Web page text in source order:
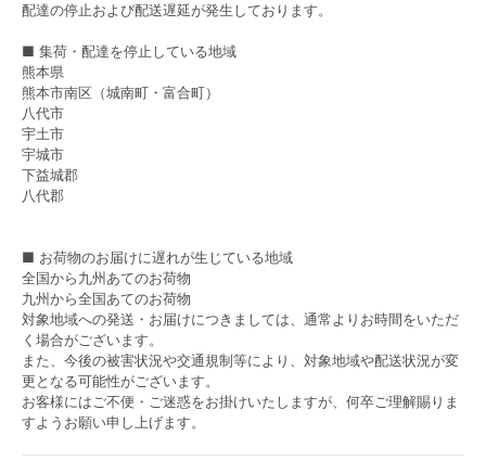
ベビーベッド
ベビーベッドはベビー用品の中でも購入を悩む人が多
いアイテムですが、赤ちゃんが快適で安全な環境で過
ごすために大切なものです。しかし、つかまり立ちを
始める半年ごろには使用をやめるママがほとんどで
す。その為、ベビーベッドは購入するよりレンタルす
るほうがおすすめです。
部屋の床上10cmまでは、目に見えないほどの埃やダニ
などハウスダストが潜んでいると言われており、ベビ
ーベッドはそれらから赤ちゃんを守る役割を果たして
います。
ベビーベッドを選ぶ際は以下の点をチェックしておく
と良いでしょう。
・サイズ
配達の停止および配送遅延が発生しております。
■ 集荷・配達を停止している地域
熊本県
熊本市南区（城南町・富合町）
八代市
宇土市
宇城市
下益城郡
八代郡
■ お荷物のお届けに遅れが生じている地域
全国から九州あてのお荷物
九州から全国あてのお荷物
対象地域への発送・お届けにつきましては、通常よりお時間をいただ
く場合がございます。
また、今後の被害状況や交通規制等により、対象地域や配送状況が変
更となる可能性がございます。
お客様にはご不便・ご迷惑をお掛けいたしますが、何卒ご理解賜りま
すようお願い申し上げます。